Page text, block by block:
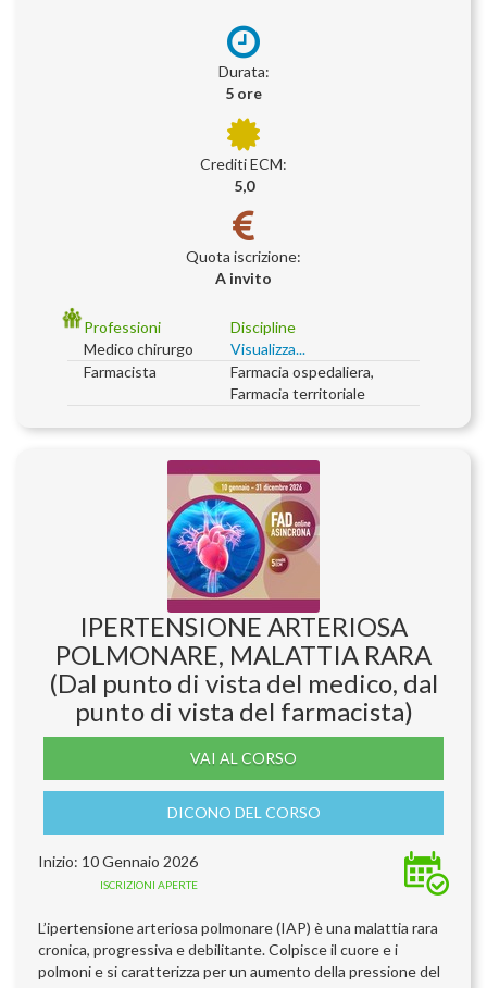
Durata:
5 ore
Crediti ECM:
5,0
Quota iscrizione:
A invito
Professioni
Discipline
Medico chirurgo
Visualizza...
Farmacista
Farmacia ospedaliera,
Farmacia territoriale
IPERTENSIONE ARTERIOSA
POLMONARE, MALATTIA RARA
(Dal punto di vista del medico, dal
punto di vista del farmacista)
VAI AL CORSO
DICONO DEL CORSO
Inizio: 10 Gennaio 2026
ISCRIZIONI APERTE
L’ipertensione arteriosa polmonare (IAP) è una malattia rara
cronica, progressiva e debilitante. Colpisce il cuore e i
polmoni e si caratterizza per un aumento della pressione del